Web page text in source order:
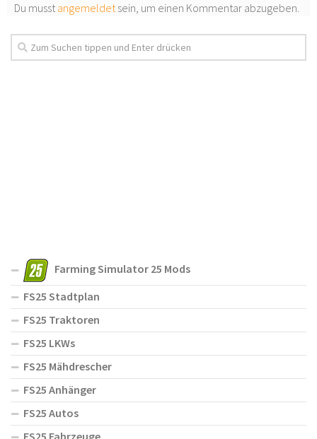
Du musstangemeldetsein, um einen Kommentar abzugeben.
Farming Simulator 25 Mods
FS25 Stadtplan
FS25 Traktoren
FS25 LKWs
FS25 Mähdrescher
FS25 Anhänger
FS25 Autos